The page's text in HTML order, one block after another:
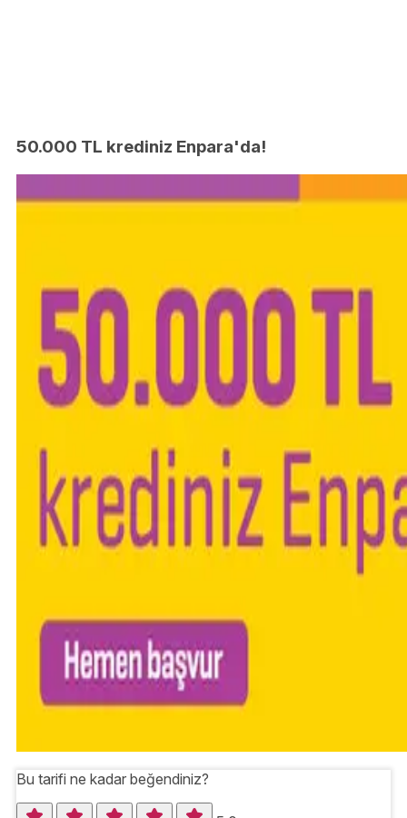
50.000 TL krediniz Enpara'da!
Bu tarifi ne kadar beğendiniz?